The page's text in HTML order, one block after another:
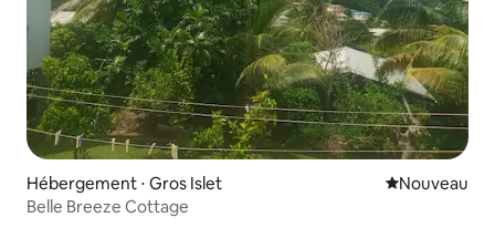
Hébergement ⋅ Gros Islet Nouvel
Nouveau
Belle Breeze Cottage